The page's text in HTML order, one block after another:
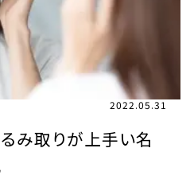
2022.05.31
み取りが上手い名